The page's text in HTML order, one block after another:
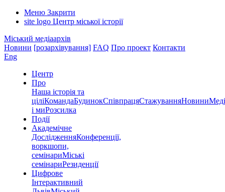
Меню Закрити
site logo Центр міської історії
Міський медіаархів
Новини [розархівування] FAQ Про проект Контакти
Eng
Центр
Про
Наша історія та
ціліКомандаБудинокСпівпрацяСтажуванняНовини
і миРозсилка
Події
Академічне
ДослідженняКонференції,
воркшопи,
семінариМіські
семінариРезиденції
Цифрове
Інтерактивний